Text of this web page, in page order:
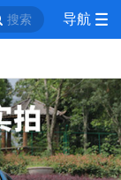
搜索 导航